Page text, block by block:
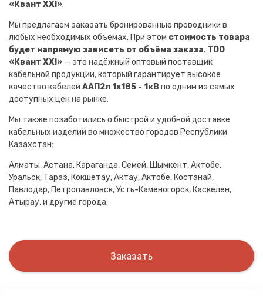
«Квант XXI».
Мы предлагаем заказать бронированные проводники в
любых необходимых объёмах. При этом стоимость товара
будет напрямую зависеть от объёма заказа. ТОО
«Квант XXI» — это надёжный оптовый поставщик
кабельной продукции, который гарантирует высокое
качество кабелей ААП2л 1х185 - 1кВ по одним из самых
доступных цен на рынке.
Мы также позаботились о быстрой и удобной доставке
кабельных изделий во множество городов Республики
Казахстан:
Алматы, Астана, Караганда, Семей, Шымкент, Актобе,
Уральск, Тараз, Кокшетау, Актау, Актобе, Костанай,
Павлодар, Петропавловск, Усть-Каменогорск, Каскелен,
Атырау, и другие города.
Заказать